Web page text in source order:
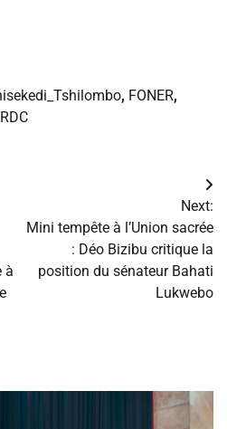
, FONER,
RDC
à
Next:
Mini tempête à l’Union sacrée
: Déo Bizibu critique la
position du sénateur Bahati
Lukwebo